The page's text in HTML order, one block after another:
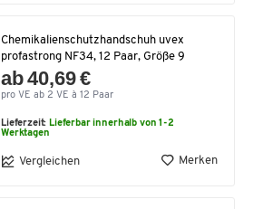
Chemikalienschutzhandschuh uvex
profastrong NF34, 12 Paar, Größe 9
ab 40,69 €
pro VE ab 2 VE à 12 Paar
Lieferzeit:Lieferbar innerhalb von 1-2
Werktagen
Vergleichen Merken